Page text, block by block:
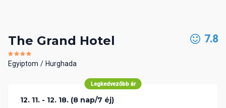
The Grand Hotel
Egyiptom Hurghada
7.8
Legkedvezőbb ár
12. 11. - 12. 18. (8 nap/7 éj)